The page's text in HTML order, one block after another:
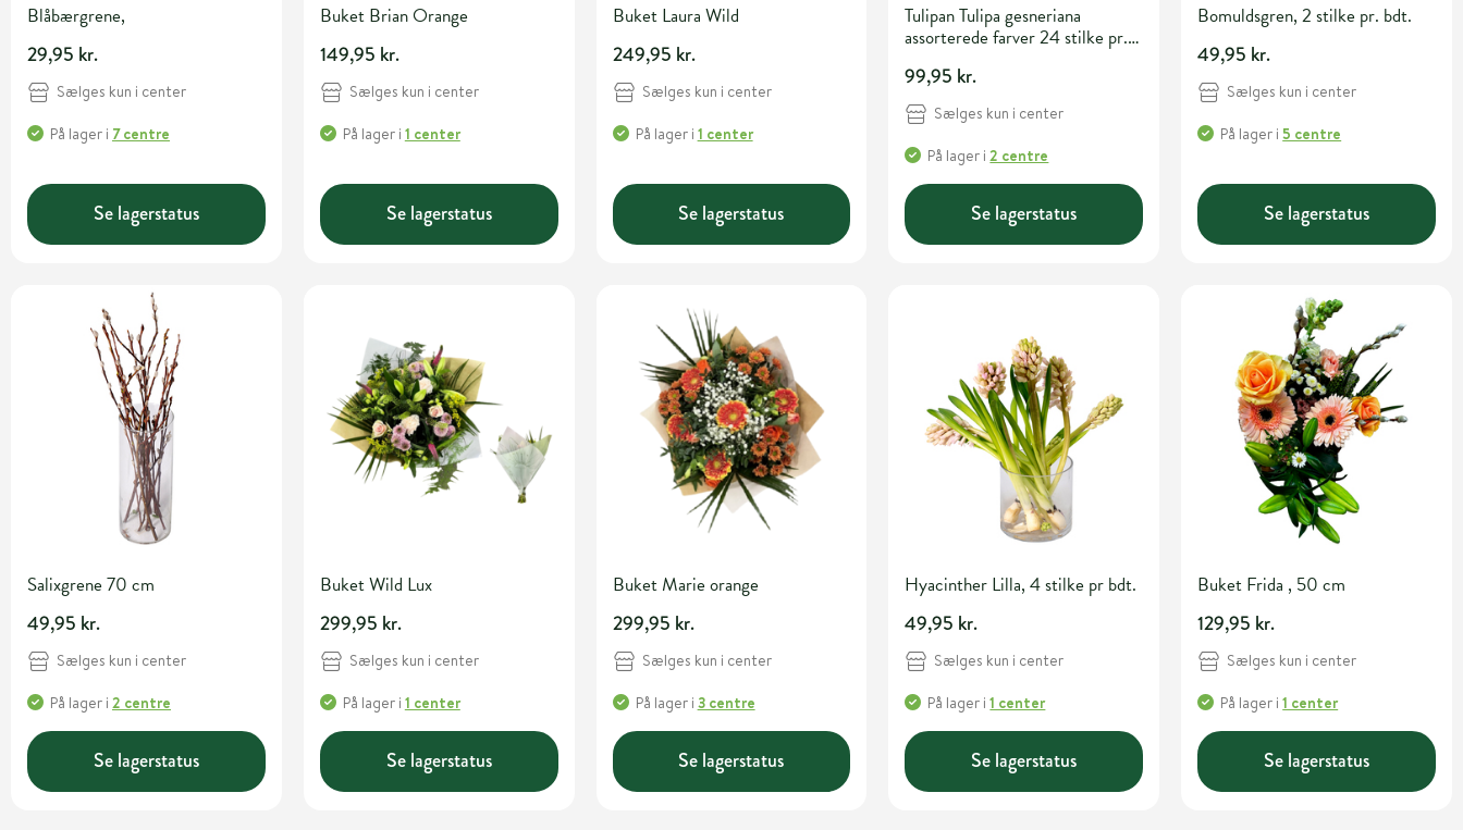
Blåbærgrene,
29,95 kr.
Sælges kun i center
På lager i 7 centre
Se lagerstatus
Buket Brian Orange
149,95 kr.
Sælges kun i center
På lageri 1 center
Se lagerstatus
Buket Laura Wild
249,95 kr.
Sælges kun i center
På lageri 1 center
Se lagerstatus
Tulipan Tulipa gesneriana
assorterede farver 24 stilke pr.
99,95 kr.
Sælges kun i center
På lager i2 centre
Se lagerstatus
Bomuldsgren, 2 stilke pr. bdt.
49,95 kr.
Sælges kun i center
På lager i5 centre
Se lagerstatus
Salixgrene 70 cm
49,95 kr.
Sælges kun i center
På lager i 2 centre
Se lagerstatus
Buket Wild Lux
299,95 kr.
Sælges kun i center
På lageri 1 center
Se lagerstatus
Buket Marie orange
299,95 kr.
Sælges kun i center
På lageri 3 centre
Se lagerstatus
Hyacinther Lilla, 4 stilke pr bdt.
49,95 kr.
Sælges kun i center
På lager i1 center
Se lagerstatus
Buket Frida , 50 cm
129,95 kr.
Sælges kun i center
På lager i1 center
Se lagerstatus